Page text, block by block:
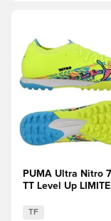
Åbner en Modal
PUMA Ultra Nitro
TT Level Up
TF